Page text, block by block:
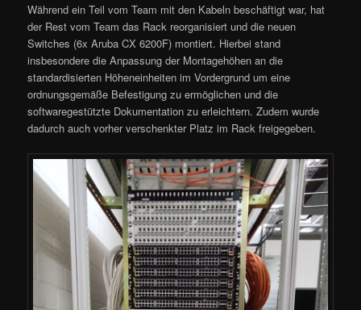
Während ein Teil vom Team mit den Kabeln beschäftigt war, hat
der Rest vom Team das Rack reorganisiert und die neuen
Switches (6x Aruba CX 6200F) montiert. Hierbei stand
insbesondere die Anpassung der Montagehöhen an die
standardisierten Höheneinheiten im Vordergrund um eine
ordnungsgemäße Befestigung zu ermöglichen und die
softwaregestützte Dokumentation zu erleichtern. Zudem wurde
dadurch auch vorher verschenkter Platz im Rack freigegeben.